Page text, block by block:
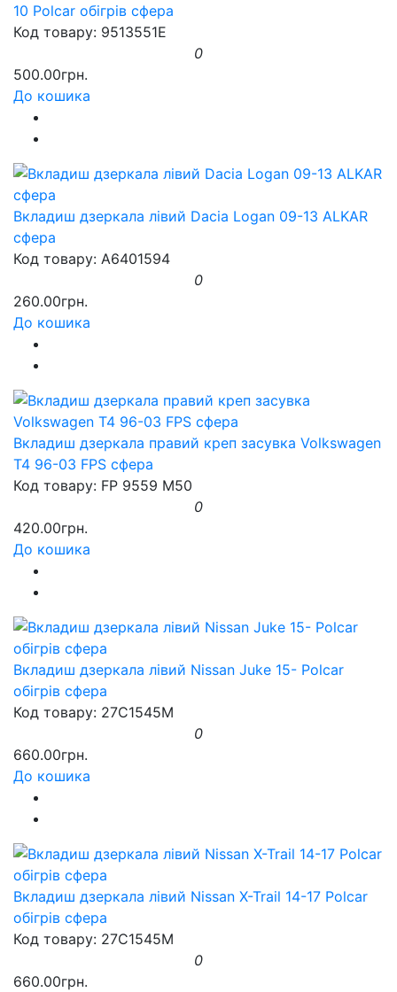
10 Polcar обігрів сфера
Код товару: 9513551E
0
500.00грн.
До кошика
Вкладиш дзеркала лівий Dacia Logan 09-13 ALKAR
сфера
Код товару: A6401594
0
260.00грн.
До кошика
Вкладиш дзеркала правий креп засувка Volkswagen
T4 96-03 FPS сфера
Код товару: FP 9559 M50
0
420.00грн.
До кошика
Вкладиш дзеркала лівий Nissan Juke 15- Polcar
обігрів сфера
Код товару: 27C1545M
0
660.00грн.
До кошика
Вкладиш дзеркала лівий Nissan X-Trail 14-17 Polcar
обігрів сфера
Код товару: 27C1545M
0
660.00грн.